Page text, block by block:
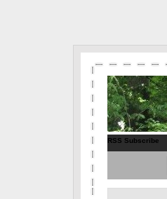
RSS Subscribe